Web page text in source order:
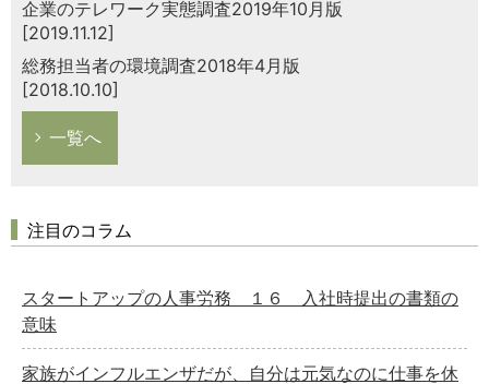
企業のテレワーク実態調査2019年10月版
[2019.11.12]
総務担当者の環境調査2018年4月版
[2018.10.10]
一覧へ
注目のコラム
スタートアップの人事労務 １６ 入社時提出の書類の
意味
家族がインフルエンザだが、自分は元気なのに仕事を休